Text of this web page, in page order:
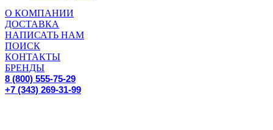
О КОМПАНИИ
ДОСТАВКА
НАПИСАТЬ НАМ
ПОИСК
КОНТАКТЫ
БРЕНДЫ
8 (800) 555-75-29
+7 (343) 269-31-99